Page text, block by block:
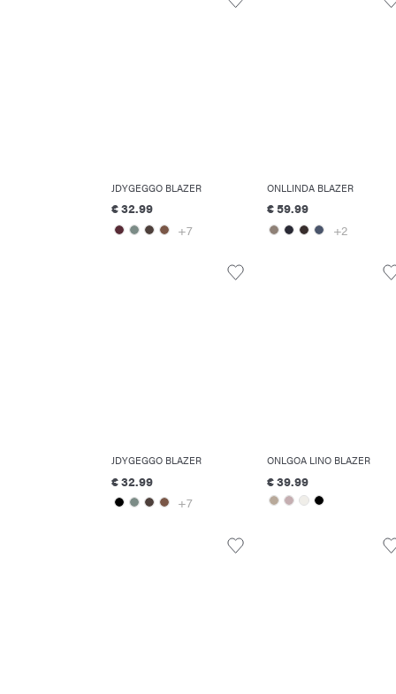
JDYGEGGO BLAZER
€ 32.99
+7
ONLLINDA BLAZER
€ 59.99
+2
JDYGEGGO BLAZER
€ 32.99
+7
ONLGOA LINO BLAZER
€ 39.99